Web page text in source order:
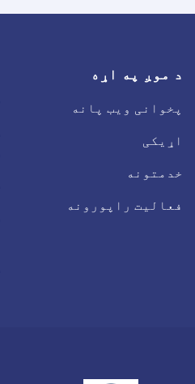
د موږ په اړه
پخوانی ویب پانه
اړیکی
خدمتونه
فعالیت راپورونه